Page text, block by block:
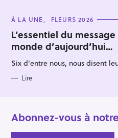
C
T
E
G
O
R
I
S
À LA UNE FLEURS 2026
L’essentiel du
monde d’aujourd’hui…
Six d'entre nous, nous disent
Lire
Abonnez-vous à